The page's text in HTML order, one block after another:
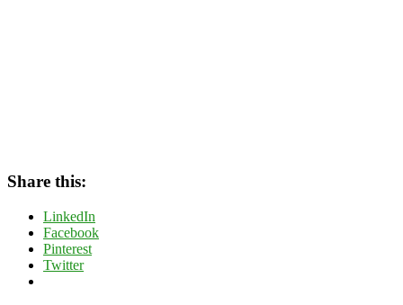
Share this:
LinkedIn
Facebook
Pinterest
Twitter